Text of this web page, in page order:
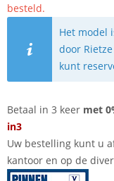
besteld.
Het model
door
kunt
Betaal in 3 keer met
in3
Uw bestelling kunt u
kantoor en op de